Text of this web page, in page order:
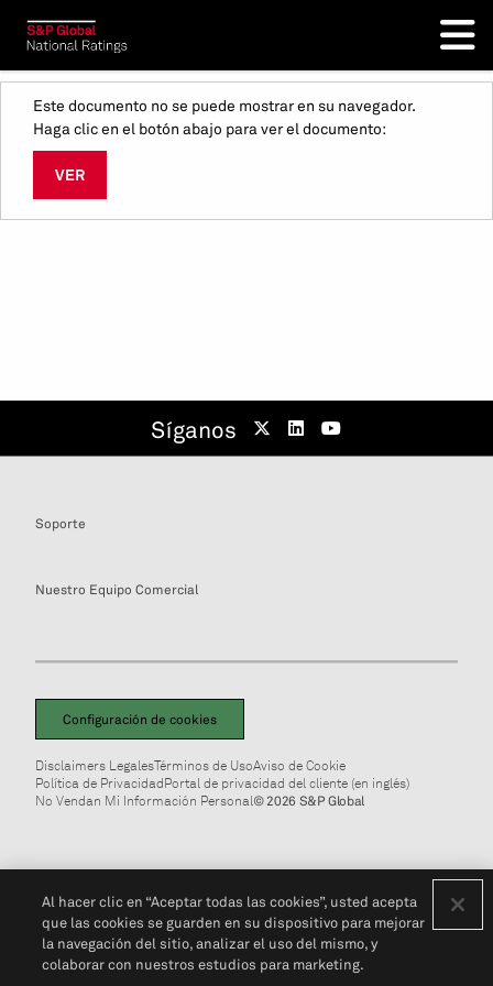
Este documento no se puede mostrar en su navegador.
Haga clic en el botón abajo para ver el documento:
VER
Síganos
Soporte
Nuestro Equipo Comercial
Configuración de cookies
Disclaimers LegalesTérminos de UsoAviso de Cookie
Política de PrivacidadPortal de privacidad del cliente (en inglés)
No Vendan Mi Información Personal© 2026 S&P Global
Al hacer clic en “Aceptar todas las cookies”, usted acepta
que las cookies se guarden en su dispositivo para mejorar
la navegación del sitio, analizar el uso del mismo, y
colaborar con nuestros estudios para marketing.